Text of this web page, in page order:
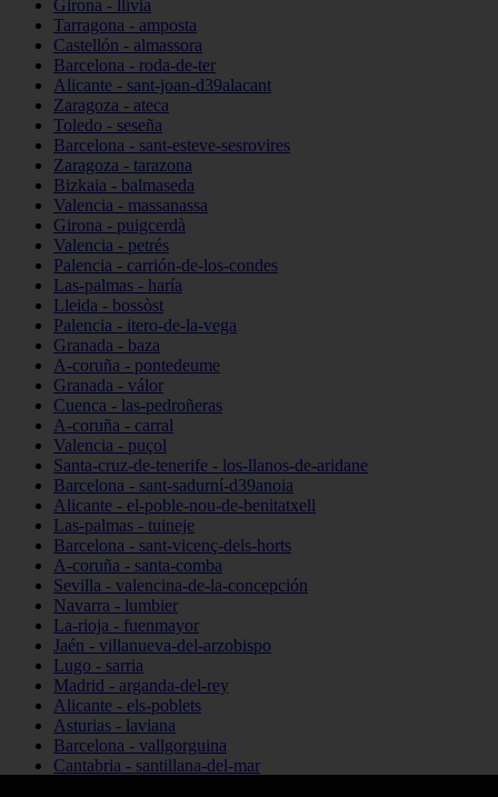
Girona - llívia
Tarragona - amposta
Castellón - almassora
Barcelona - roda-de-ter
Alicante - sant-joan-d39alacant
Zaragoza - ateca
Toledo - seseña
Barcelona - sant-esteve-sesrovires
Zaragoza - tarazona
Bizkaia - balmaseda
Valencia - massanassa
Girona - puigcerdà
Valencia - petrés
Palencia - carrión-de-los-condes
Las-palmas - haría
Lleida - bossòst
Palencia - itero-de-la-vega
Granada - baza
A-coruña - pontedeume
Granada - válor
Cuenca - las-pedroñeras
A-coruña - carral
Valencia - puçol
Santa-cruz-de-tenerife - los-llanos-de-aridane
Barcelona - sant-sadurní-d39anoia
Alicante - el-poble-nou-de-benitatxell
Las-palmas - tuineje
Barcelona - sant-vicenç-dels-horts
A-coruña - santa-comba
Sevilla - valencina-de-la-concepción
Navarra - lumbier
La-rioja - fuenmayor
Jaén - villanueva-del-arzobispo
Lugo - sarria
Madrid - arganda-del-rey
Alicante - els-poblets
Asturias - laviana
Barcelona - vallgorguina
Cantabria - santillana-del-mar